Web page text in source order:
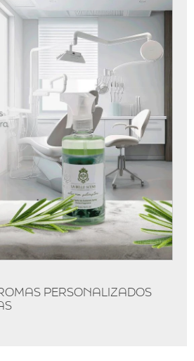
elétrico profissional
grande
programável
ambiente
ambiente
ambientes
olfativo
olfativo para empresa
PERSONALIZADOS